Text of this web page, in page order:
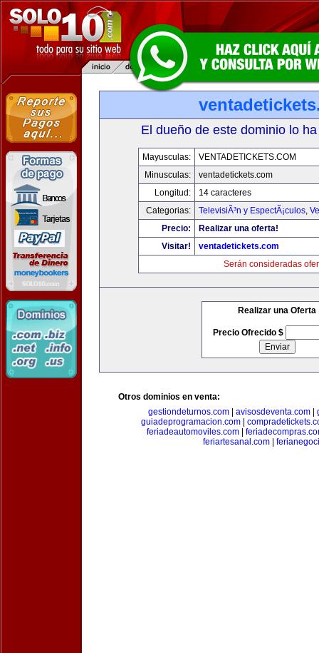
El dueño de este dominio lo
Mayusculas:
VENTADETICKETS.COM
Minusculas:
ventadetickets.com
Longitud:
14 caracteres
Categorias:
TelevisiÃ³n y EspectÃ¡culos,
Precio:
Realizar una oferta!
Visitar!
ventadetickets.com
Serán consideradas
Realizar una Oferta
Precio Ofrecido $
Otros dominios en venta:
gestiondeturnos.com| avisosdeventa.com|
guiadeprogramacion.com|
feriadeautomoviles.com
feriartesanal.com|